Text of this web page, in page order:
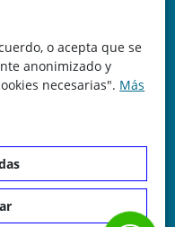
o acepta que se
anonimizado y
necesarias". Más
más de 25 años
digital. (Pc-Díez)
callejero o territorio.
y soporte real detrás